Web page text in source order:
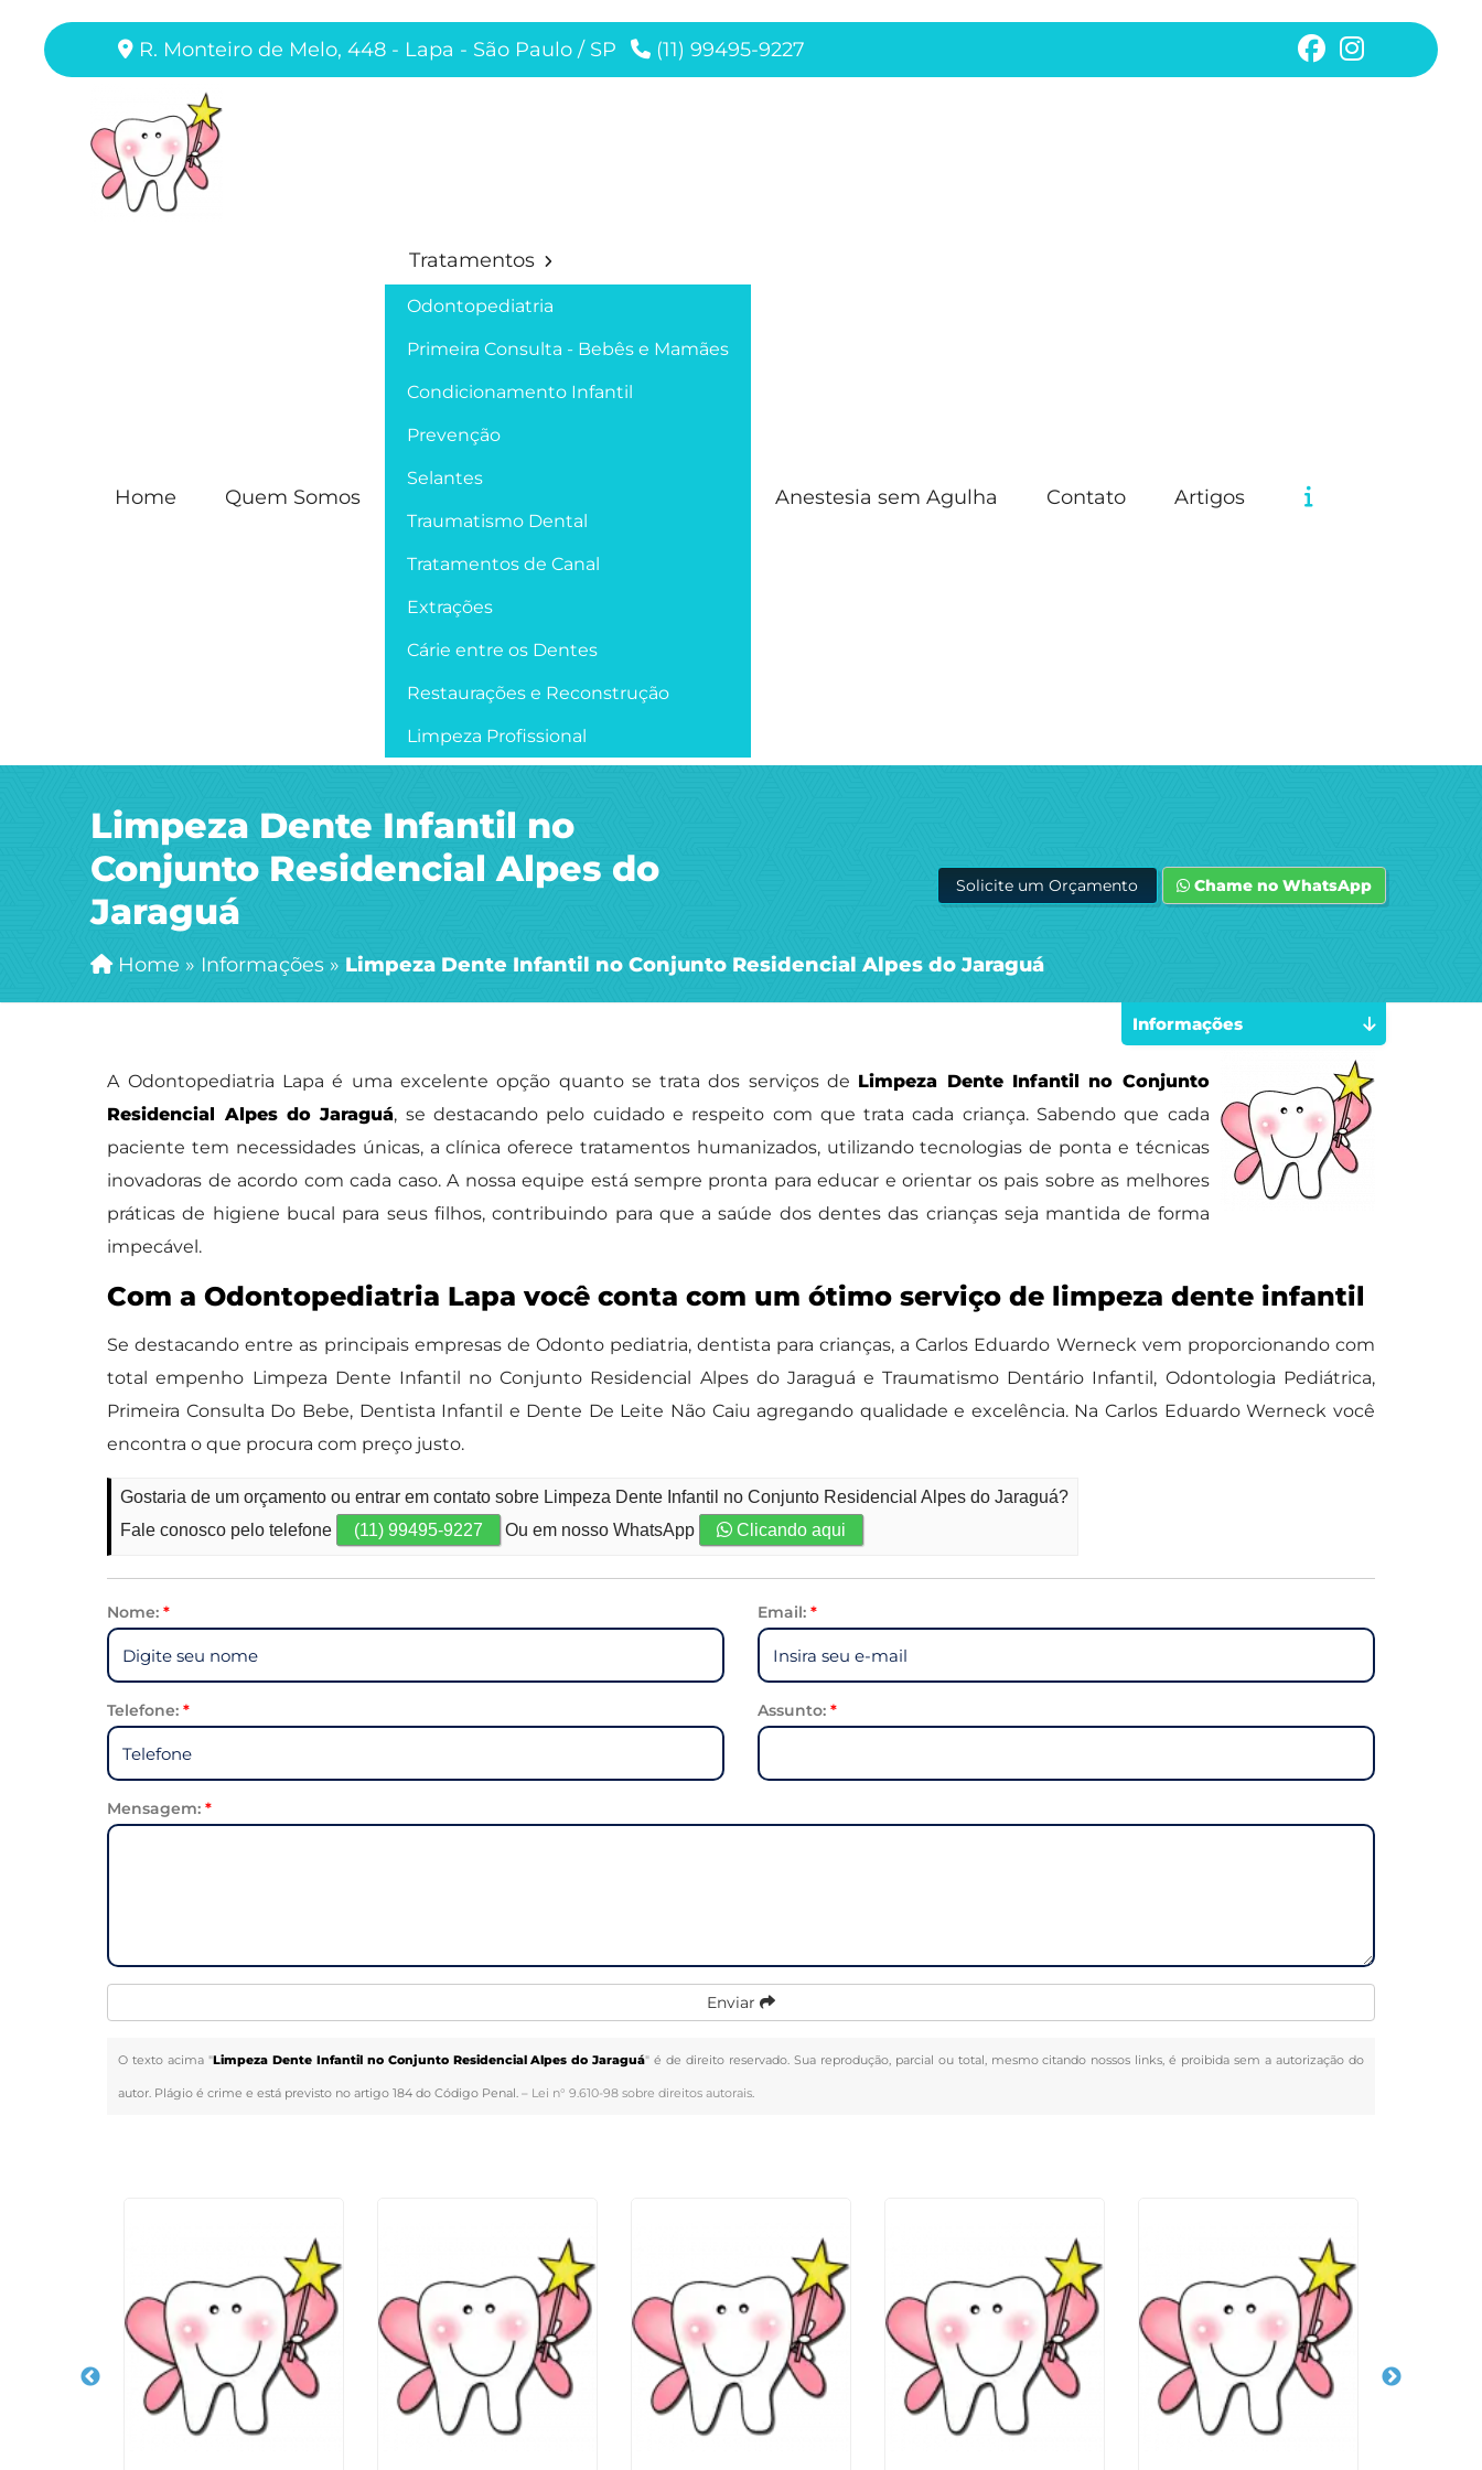
R. Monteiro de Melo, 448 - Lapa - São Paulo / SP (11) 99495-9227
Home Quem Somos
Tratamentos
Odontopediatria
Primeira Consulta - Bebês e Mamães
Condicionamento Infantil
Prevenção
Selantes
Traumatismo Dental
Tratamentos de Canal
Extrações
Cárie entre os Dentes
Restaurações e Reconstrução
Limpeza Profissional
Anestesia sem Agulha Contato Artigos
Limpeza Dente Infantil no
Conjunto Residencial Alpes do
Jaraguá
Home » Informações » Limpeza Dente Infantil no Conjunto Residencial Alpes do Jaraguá
Solicite um Orçamento Chame no WhatsApp
A Odontopediatria Lapa é uma excelente opção quanto se trata dos serviços de Limpeza Dente Infantil no Conjunto
Residencial Alpes do Jaraguá, se destacando pelo cuidado e respeito com que trata cada criança. Sabendo que cada
paciente tem necessidades únicas, a clínica oferece tratamentos humanizados, utilizando tecnologias de ponta e técnicas
inovadoras de acordo com cada caso. A nossa equipe está sempre pronta para educar e orientar os pais sobre as melhores
práticas de higiene bucal para seus filhos, contribuindo para que a saúde dos dentes das crianças seja mantida de forma
impecável.
Com a Odontopediatria Lapa você conta com um ótimo serviço de limpeza dente infantil
Se destacando entre as principais empresas de Odonto pediatria, dentista para crianças, a Carlos Eduardo Werneck vem proporcionando com
total empenho Limpeza Dente Infantil no Conjunto Residencial Alpes do Jaraguá e Traumatismo Dentário Infantil, Odontologia Pediátrica,
Primeira Consulta Do Bebe, Dentista Infantil e Dente De Leite Não Caiu agregando qualidade e excelência. Na Carlos Eduardo Werneck você
encontra o que procura com preço justo.
Gostaria de um orçamento ou entrar em contato sobre Limpeza Dente Infantil no Conjunto Residencial Alpes do Jaraguá?
Fale conosco pelo telefone
(11) 99495-9227 Ou em nosso WhatsApp Clicando aqui
Nome:* Email: *
Telefone:* Assunto: *
Mensagem:*
Enviar
O texto acima "Limpeza Dente Infantil no Conjunto Residencial Alpes do Jaraguá" é de direito reservado. Sua reprodução, parcial ou total, mesmo citando nossos links, é proibida sem a autorização do
autor. Plágio é crime e está previsto no artigo 184 do Código Penal. – Lei n° 9.610-98 sobre direitos autorais.
Informações